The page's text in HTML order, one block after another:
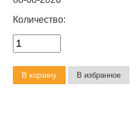
Количество: